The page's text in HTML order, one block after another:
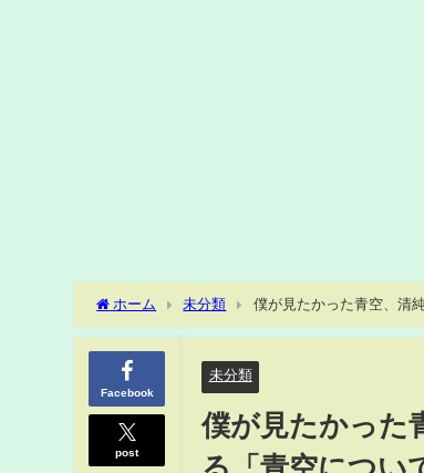
ホーム 未分類
僕が見たかった⻘空、清
プ presents TGC 熊本 2025]
Facebook
post
未分類
僕が見たかった
る「⻘空につい